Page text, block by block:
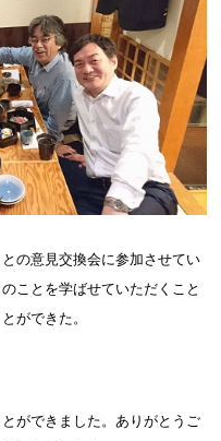
の意見交換会に参加させてい
ことを学ばせていただくこと
ができた。
ができました。ありがとうご